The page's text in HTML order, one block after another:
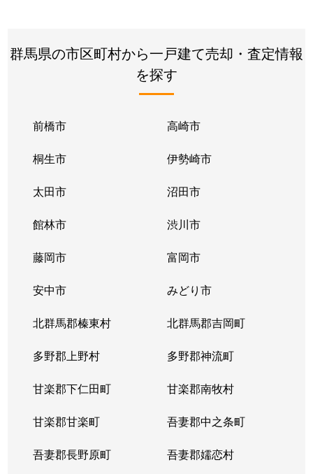
群馬県の市区町村から一戸建て売却・査定情報
を探す
前橋市 高崎市
桐生市 伊勢崎市
太田市 沼田市
館林市 渋川市
藤岡市 富岡市
安中市 みどり市
北群馬郡榛東村 北群馬郡吉岡町
多野郡上野村 多野郡神流町
甘楽郡下仁田町 甘楽郡南牧村
甘楽郡甘楽町 吾妻郡中之条町
吾妻郡長野原町 吾妻郡嬬恋村